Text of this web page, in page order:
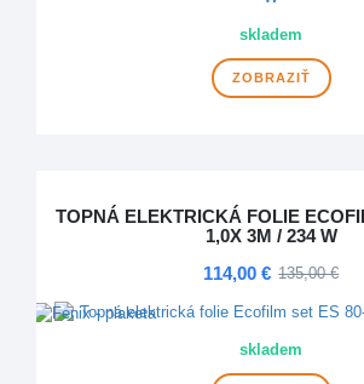
skladem
ZOBRAZIŤ
TOPNÁ ELEKTRICKÁ FOLIE
1,0X 3M / 234 W
114,00 € 135,00 €
skladem